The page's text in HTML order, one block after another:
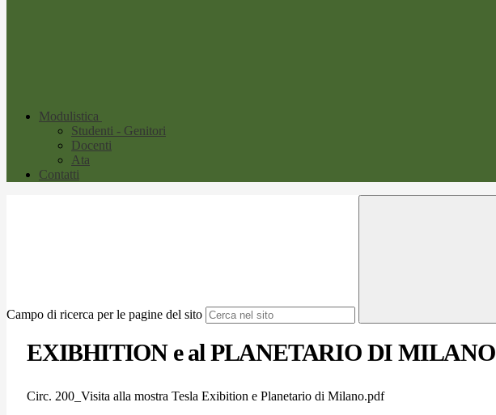
Modulistica
Studenti - Genitori
Docenti
Ata
Contatti
Campo di ricerca per le pagine del sito
EXIBHITION e al PLANETARIO DI MILANO
Circ. 200_Visita alla mostra Tesla Exibition e Planetario di Milano.pdf